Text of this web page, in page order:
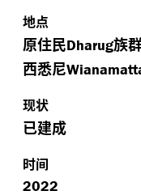
地点
原住民Dharug族
西悉尼
现状
已建成
时间
2022